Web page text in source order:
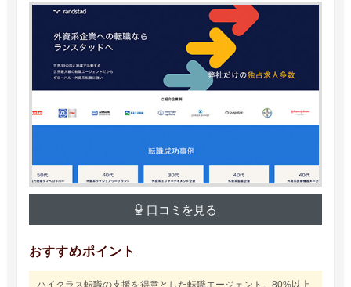
口コミを見る
おすすめポイント
ハイクラス転職の支援を得意とした転職エージェント。80%以上